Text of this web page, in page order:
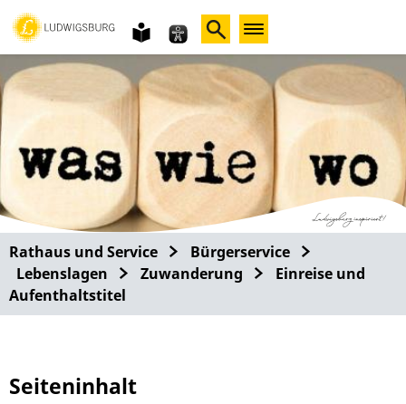
Gebärdensprache
leichte
Sprache
Rathaus und Service
Bürgerservice
Lebenslagen
Zuwanderung
Einreise und
Aufenthaltstitel
Seiteninhalt